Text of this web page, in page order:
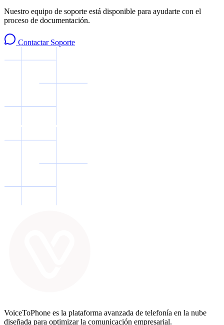
Nuestro equipo de soporte está disponible para ayudarte con el
proceso de documentación.
Contactar Soporte
VoiceToPhone es la plataforma avanzada de telefonía en la nube
diseñada para optimizar la comunicación empresarial.